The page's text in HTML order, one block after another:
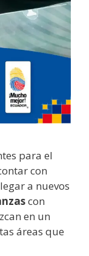
para el
con
a nuevos
con
en un
áreas que